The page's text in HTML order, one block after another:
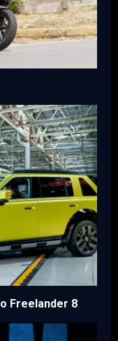
Freelander 8